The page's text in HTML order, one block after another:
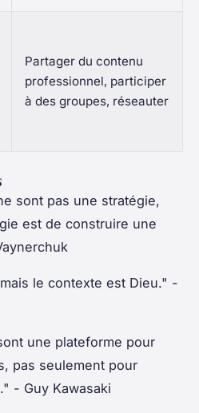
Partager du contenu
professionnel, participer
à des groupes, réseauter
sont pas une stratégie,
est de construire une
le contexte est Dieu." -
une plateforme pour
pas seulement pour
- Guy Kawasaki